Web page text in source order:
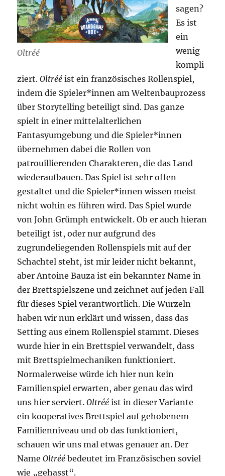
Oltréé
sagen?
Es ist
ein
wenig
kompli
ziert.Oltréé ist ein französisches Rollenspiel,
indem die Spieler*innen am Weltenbauprozess
über Storytelling beteiligt sind. Das ganze
spielt in einer mittelalterlichen
Fantasyumgebung und die Spieler*innen
übernehmen dabei die Rollen von
patrouillierenden Charakteren, die das Land
wiederaufbauen. Das Spiel ist sehr offen
gestaltet und die Spieler*innen wissen meist
nicht wohin es führen wird. Das Spiel wurde
von John Grümph entwickelt. Ob er auch hieran
beteiligt ist, oder nur aufgrund des
zugrundeliegenden Rollenspiels mit auf der
Schachtel steht, ist mir leider nicht bekannt,
aber Antoine Bauza ist ein bekannter Name in
der Brettspielszene und zeichnet auf jeden Fall
für dieses Spiel verantwortlich. Die Wurzeln
haben wir nun erklärt und wissen, dass das
Setting aus einem Rollenspiel stammt. Dieses
wurde hier in ein Brettspiel verwandelt, dass
mit Brettspielmechaniken funktioniert.
Normalerweise würde ich hier nun kein
Familienspiel erwarten, aber genau das wird
uns hier serviert.Oltréé ist in dieser Variante
ein kooperatives Brettspiel auf gehobenem
Familienniveau und ob das funktioniert,
schauen wir uns mal etwas genauer an. Der
NameOltréé bedeutet im Französischen soviel
wie „gehasst“.